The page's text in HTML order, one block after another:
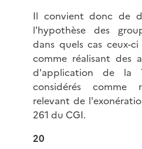
Il convient donc de
l'hypothèse des
dans quels cas ceux-
comme réalisant des
d'application de la
considérés comme
relevant de
261 du CGI.
20